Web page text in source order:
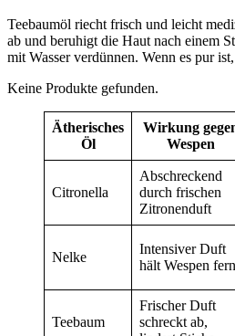
Teebaumöl riecht frisch und leicht
ab und beruhigt die Haut nach einem
mit Wasser verdünnen. Wenn es pur
Keine Produkte gefunden.
Ätherisches
Öl
Wirkung
Wespen
Citronella
Abschreckend
durch frischen
Zitronenduft
Nelke
Intensiver Duft
hält Wespen fern
Teebaum
Frischer Duft
schreckt ab,